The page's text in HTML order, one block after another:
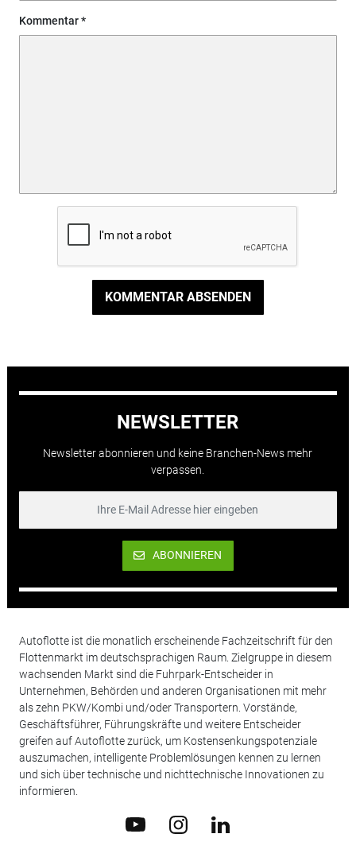
Kommentar
KOMMENTAR ABSENDEN
NEWSLETTER
Newsletter abonnieren und keine Branchen-News mehr
verpassen.
ABONNIEREN
Autoflotte ist die monatlich erscheinende Fachzeitschrift für den
Flottenmarkt im deutschsprachigen Raum. Zielgruppe in diesem
wachsenden Markt sind die Fuhrpark-Entscheider in
Unternehmen, Behörden und anderen Organisationen mit mehr
als zehn PKW/Kombi und/oder Transportern. Vorstände,
Geschäftsführer, Führungskräfte und weitere Entscheider
greifen auf Autoflotte zurück, um Kostensenkungspotenziale
auszumachen, intelligente Problemlösungen kennen zu lernen
und sich über technische und nichttechnische Innovationen zu
informieren.